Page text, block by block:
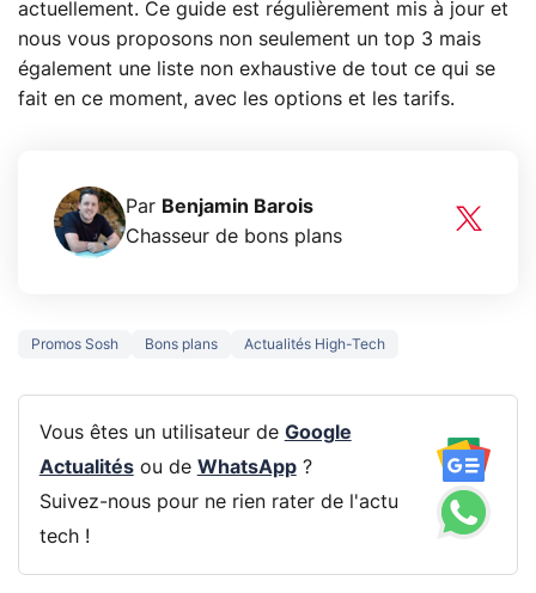
actuellement. Ce guide est régulièrement mis à jour et
nous vous proposons non seulement un top 3 mais
également une liste non exhaustive de tout ce qui se
fait en ce moment, avec les options et les tarifs.
Par Benjamin Barois
Chasseur de bons plans
Promos Sosh Bons plans Actualités High-Tech
Vous êtes un utilisateur de Google
Actualitésou de WhatsApp?
Suivez-nous pour ne rien rater de l'actu
tech !